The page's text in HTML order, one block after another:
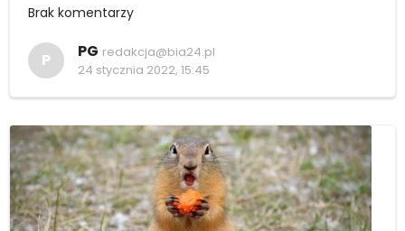
Brak komentarzy
P PG redakcja@bia24.pl
24 stycznia 2022, 15:45